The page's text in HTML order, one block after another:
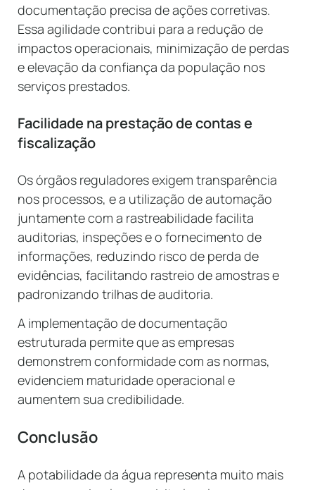
documentação precisa de ações corretivas.
Essa agilidade contribui para a redução de
impactos operacionais, minimização de perdas
e elevação da confiança da população nos
serviços prestados.
Facilidade na prestação de contas e
fiscalização
Os órgãos reguladores exigem transparência
nos processos, e a utilização de automação
juntamente com a rastreabilidade facilita
auditorias, inspeções e o fornecimento de
informações, reduzindo risco de perda de
evidências, facilitando rastreio de amostras e
padronizando trilhas de auditoria.
A implementação de documentação
estruturada permite que as empresas
demonstrem conformidade com as normas,
evidenciem maturidade operacional e
aumentem sua credibilidade.
Conclusão
A potabilidade da água representa muito mais